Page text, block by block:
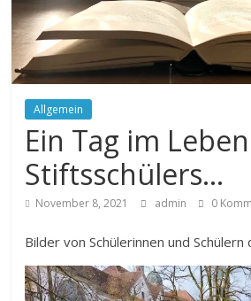
Allgemein
Ein Tag im
Stiftsschülers…
November 8, 2021 admin 0
Bilder von Schülerinnen und Schülern